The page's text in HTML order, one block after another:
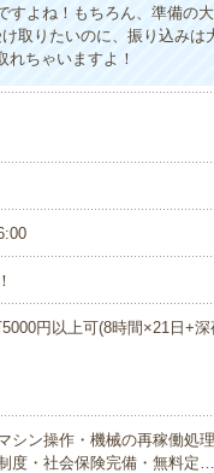
すよね！もちろん、準備の
取りたいのに、振り込み
れちゃいますよ！
円以上可(8時間×21日+深
シン操作・機械の再稼働処
度・社会保険完備・無料定…